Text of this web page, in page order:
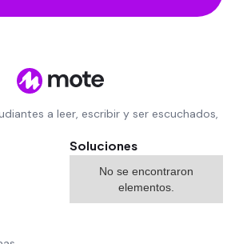
a leer, escribir y ser escuchados,
Soluciones
No se encontraron
elementos.